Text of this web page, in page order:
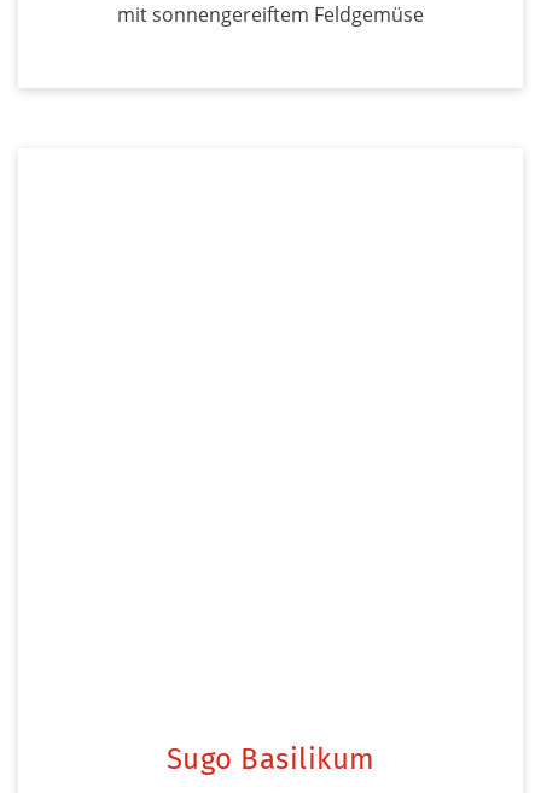
mit sonnengereiftem Feldgemüse
Sugo Basilikum